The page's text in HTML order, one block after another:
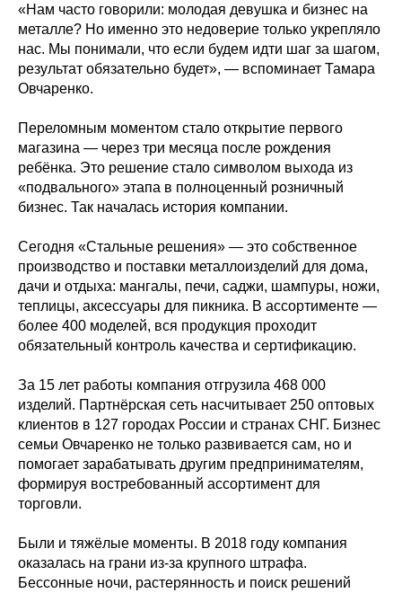
«Нам часто говорили: молодая девушка и бизнес на
металле? Но именно это недоверие только укрепляло
нас. Мы понимали, что если будем идти шаг за шагом,
результат обязательно будет», — вспоминает Тамара
Овчаренко.
Переломным моментом стало открытие первого
магазина — через три месяца после рождения
ребёнка. Это решение стало символом выхода из
«подвального» этапа в полноценный розничный
бизнес. Так началась история компании.
Сегодня «Стальные решения» — это собственное
производство и поставки металлоизделий для дома,
дачи и отдыха: мангалы, печи, саджи, шампуры, ножи,
теплицы, аксессуары для пикника. В ассортименте —
более 400 моделей, вся продукция проходит
обязательный контроль качества и сертификацию.
За 15 лет работы компания отгрузила 468 000
изделий. Партнёрская сеть насчитывает 250 оптовых
клиентов в 127 городах России и странах СНГ. Бизнес
семьи Овчаренко не только развивается сам, но и
помогает зарабатывать другим предпринимателям,
формируя востребованный ассортимент для
торговли.
Были и тяжёлые моменты. В 2018 году компания
оказалась на грани из-за крупного штрафа.
Бессонные ночи, растерянность и поиск решений